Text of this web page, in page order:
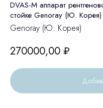
DVAS-M аппарат
стойке Genoray (Ю. Корея)
Genoray (Ю. Корея)
270000,00 ₽